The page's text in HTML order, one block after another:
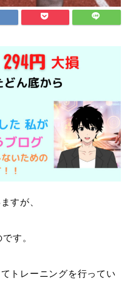
すが、
す。
トレーニングを行ってい